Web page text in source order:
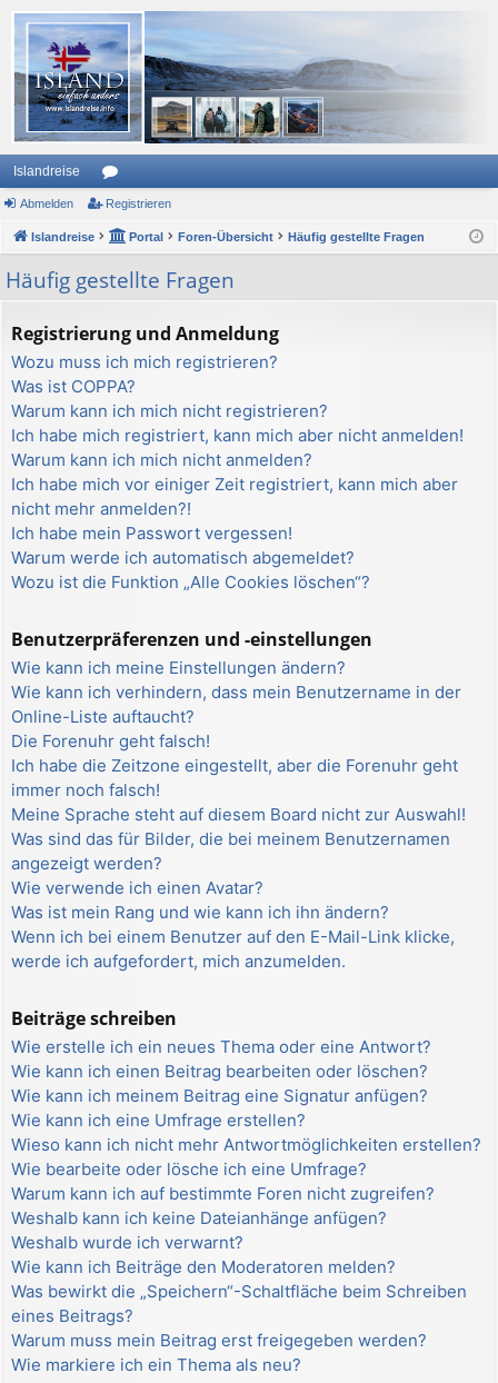
Islandreise
or
en
Abmelden Registrieren
Islandreise Portal Foren-Übersicht Häufig gestellte Fragen
Häufig gestellte Fragen
Registrierung und Anmeldung
Wozu muss ich mich registrieren?
Was ist COPPA?
Warum kann ich mich nicht registrieren?
Ich habe mich registriert, kann mich aber nicht anmelden!
Warum kann ich mich nicht anmelden?
Ich habe mich vor einiger Zeit registriert, kann mich aber
nicht mehr anmelden?!
Ich habe mein Passwort vergessen!
Warum werde ich automatisch abgemeldet?
Wozu ist die Funktion „Alle Cookies löschen“?
Benutzerpräferenzen und -einstellungen
Wie kann ich meine Einstellungen ändern?
Wie kann ich verhindern, dass mein Benutzername in der
Online-Liste auftaucht?
Die Forenuhr geht falsch!
Ich habe die Zeitzone eingestellt, aber die Forenuhr geht
immer noch falsch!
Meine Sprache steht auf diesem Board nicht zur Auswahl!
Was sind das für Bilder, die bei meinem Benutzernamen
angezeigt werden?
Wie verwende ich einen Avatar?
Was ist mein Rang und wie kann ich ihn ändern?
Wenn ich bei einem Benutzer auf den E-Mail-Link klicke,
werde ich aufgefordert, mich anzumelden.
Beiträge schreiben
Wie erstelle ich ein neues Thema oder eine Antwort?
Wie kann ich einen Beitrag bearbeiten oder löschen?
Wie kann ich meinem Beitrag eine Signatur anfügen?
Wie kann ich eine Umfrage erstellen?
Wieso kann ich nicht mehr Antwortmöglichkeiten erstellen?
Wie bearbeite oder lösche ich eine Umfrage?
Warum kann ich auf bestimmte Foren nicht zugreifen?
Weshalb kann ich keine Dateianhänge anfügen?
Weshalb wurde ich verwarnt?
Wie kann ich Beiträge den Moderatoren melden?
Was bewirkt die „Speichern“-Schaltfläche beim Schreiben
eines Beitrags?
Warum muss mein Beitrag erst freigegeben werden?
Wie markiere ich ein Thema als neu?